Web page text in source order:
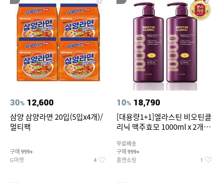
30% 12,600
삼양 삼양라면 20입(5입x4개)/
멀티팩
구매 999+
G마켓 4
10% 18,790
[대용량1+1]엘라스틴 비오틴클
리닉 맥주효모 1000ml x 2개
무료배송
구매 999+
홈앤쇼핑 1